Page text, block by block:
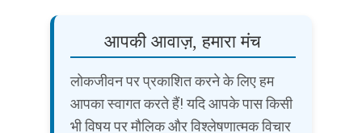
आपकी आवाज़, हमारा मंच
लोकजीवन पर प्रकाशित करने के लिए हम
आपका स्वागत करते हैं! यदि आपके पास किसी
भी विषय पर मौलिक और विश्लेषणात्मक विचार